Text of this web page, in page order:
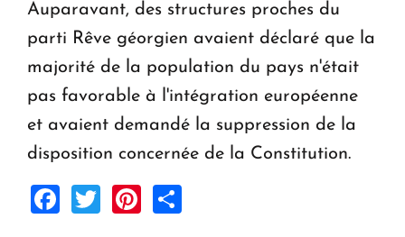
Auparavant, des structures proches du
parti Rêve géorgien avaient déclaré que la
majorité de la population du pays n'était
pas favorable à l'intégration européenne
et avaient demandé la suppression de la
disposition concernée de la Constitution.
Facebook
TwitterPinterest